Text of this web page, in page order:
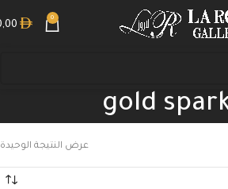
0
gold
عرض النتيجة الوحيدة